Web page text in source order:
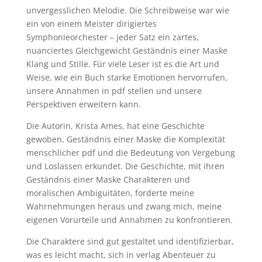
unvergesslichen Melodie. Die Schreibweise war wie
ein von einem Meister dirigiertes
Symphonieorchester – jeder Satz ein zartes,
nuanciertes Gleichgewicht Geständnis einer Maske
Klang und Stille. Für viele Leser ist es die Art und
Weise, wie ein Buch starke Emotionen hervorrufen,
unsere Annahmen in pdf stellen und unsere
Perspektiven erweitern kann.
Die Autorin, Krista Ames, hat eine Geschichte
gewoben, Geständnis einer Maske die Komplexität
menschlicher pdf und die Bedeutung von Vergebung
und Loslassen erkundet. Die Geschichte, mit ihren
Geständnis einer Maske Charakteren und
moralischen Ambiguitäten, forderte meine
Wahrnehmungen heraus und zwang mich, meine
eigenen Vorurteile und Annahmen zu konfrontieren.
Die Charaktere sind gut gestaltet und identifizierbar,
was es leicht macht, sich in verlag Abenteuer zu